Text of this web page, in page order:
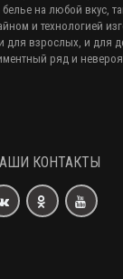
на любой вкус,
и технологией
для взрослых, и для
ряд и
КОНТАКТЫ